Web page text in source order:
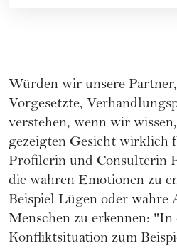
Würden wir unsere
Vorgesetzte,
verstehen, wenn wir
gezeigten Gesicht wirklich
Profilerin und Consulterin
die wahren Emotionen zu
Beispiel Lügen oder wahre
Menschen zu erkennen:
Konfliktsituation zum